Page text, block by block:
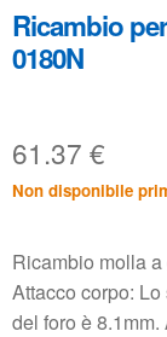
Ricambio
0180N
61.37 €
Non disponibile
Ricambio molla
Attacco corpo:
del foro è